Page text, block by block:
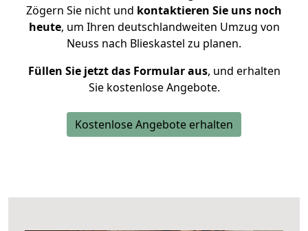
Zögern Sie nicht und kontaktieren Sie uns noch
heute, um Ihren deutschlandweiten Umzug von
Neuss nach Blieskastel zu planen.
Füllen Sie jetzt das Formular aus, und erhalten
Sie kostenlose Angebote.
Kostenlose Angebote erhalten